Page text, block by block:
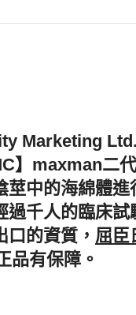
Marketing
】maxman二代
中的海綿體
千人的臨床
的資質， 屈臣
品有保障。